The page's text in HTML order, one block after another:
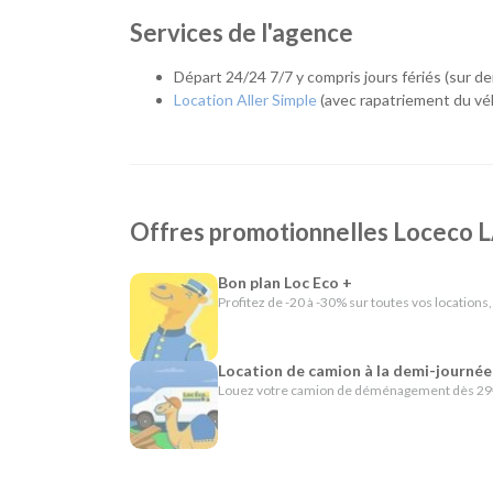
habitants de Divatte-sur-Loire, Le Loroux-
Quel véhicule choisir ?
Minibus pour voyager à plusieurs.
Camions frigorifiques, bennes et véhicules
L'esprit Loc Eco
Depuis plus de 40 ans, Loc Eco propose une
Basse-Mer, cette philosophie s'appuie sur un
connaissance du territoire. Vous profitez ainsi d'un
24h/24 sur demande ou la location en aller simple,
Services de l'agence
Départ 24/24 7/7 y compris jours fériés (sur
Location Aller Simple(avec rapatriement du
Offres promotionnelles Loceco
Bon plan Loc Eco +
Profitez de -20 à -30% sur toutes vos
Location de camion à la demi-journée
Louez votre camion de déménagement dès